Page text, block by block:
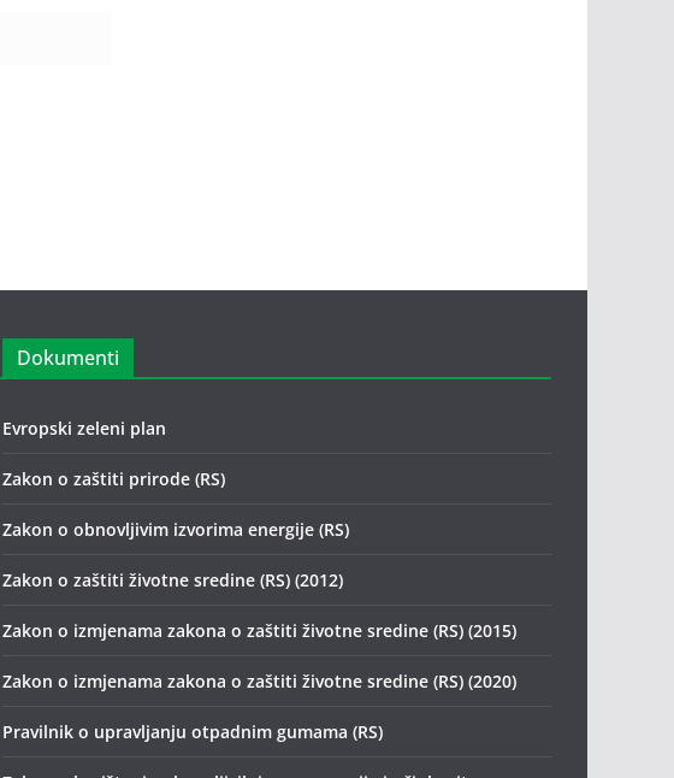
Dokumenti
Evropski zeleni plan
Zakon o zaštiti prirode (RS)
Zakon o obnovljivim izvorima energije (RS)
Zakon o zaštiti životne sredine (RS) (2012)
Zakon o izmjenama zakona o zaštiti životne sredine (RS) (2015)
Zakon o izmjenama zakona o zaštiti životne sredine (RS) (2020)
Pravilnik o upravljanju otpadnim gumama (RS)